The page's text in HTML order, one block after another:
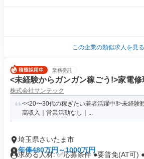
この企業の類似求人を見る
業務委託
<未経験からガンガン稼ごう!>家電修
株式会社サンテック
<<20〜30代の稼ぎたい若者活躍中!!>未経験
高収入｜営業活動なし｜...
埼玉県さいたま市
年俸480万円～1000万円
求める人材: ✅️応募条件 ●要普免(AT可)